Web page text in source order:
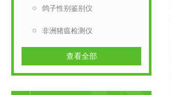
鸽子性别鉴别仪
非洲猪瘟检测仪
查看全部